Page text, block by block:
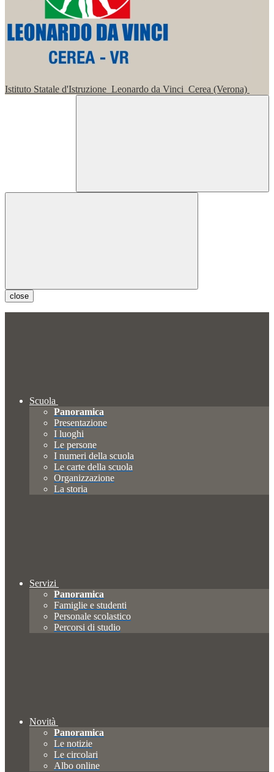
Istituto Statale d'Istruzione Leonardo da Vinci Cerea (Verona)
close
Scuola
Panoramica
Presentazione
I luoghi
Le persone
I numeri della scuola
Le carte della scuola
Organizzazione
La storia
Servizi
Panoramica
Famiglie e studenti
Personale scolastico
Percorsi di studio
Novità
Panoramica
Le notizie
Le circolari
Albo online